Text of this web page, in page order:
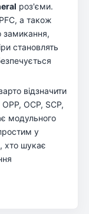
роз'єми.
а також
замикання,
становлять
відзначити
OCP, SCP,
модульного
у
хто шукає